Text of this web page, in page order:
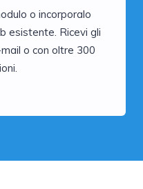
o incorporalo
esistente. Ricevi gli
o con oltre 300